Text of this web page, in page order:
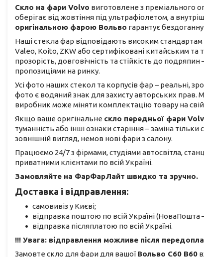
Скло на фари Volvo виготовлене з преміального
оберігає від жовтіння під ультрафіолетом, а
оригінальною фарою Вольво гарантує
Наші стекла фар відповідають високим
Valeo, Koito, ZKW або сертифіковані китайським
прозорість, довговічність та стійкість до
пропозиціями на ринку.
Усі фото наших стекол та корпусів фар – реальні,
фото є водяний знак для захисту авторських прав.
виробник може міняти комплектацію товару на свій
Якщо ваше оригінальне скло передньої фари
туманність або інші ознаки старіння – заміна
зовнішній вигляд, немов нові фари з салону.
Працюємо 24/7 з фірмами, студіями автосвітла,
приватними клієнтами по всій Україні.
Замовляйте на ФарФарЛайт швидко та зручно.
Доставка і відправлення:
самовивіз у Києві;
відправка поштою по всій Україні
відправка післяплатою по всій Україні.
!!! Увага: відправлення можливе після
Замовте скло для фари для вашої Вольво С60 В60